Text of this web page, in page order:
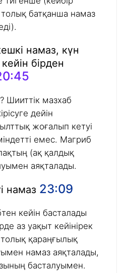
батқанша намаз
намаз, күн
бірден
Шииттік мазхаб
дейін
жоғалып кетуі
емес. Магриб
(ақ қалдық
аяқталады.
намаз 23:09
кейін басталады
аз уақыт кейінірек
қараңғылық
намаз аяқталады,
басталуымен.